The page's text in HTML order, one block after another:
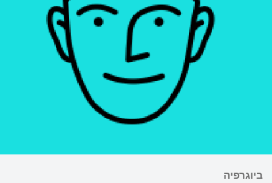
ביוגרפיה